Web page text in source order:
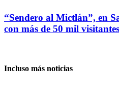
“Sendero al Mictlán”, en
con más de 50 mil visitantes
Incluso más noticias